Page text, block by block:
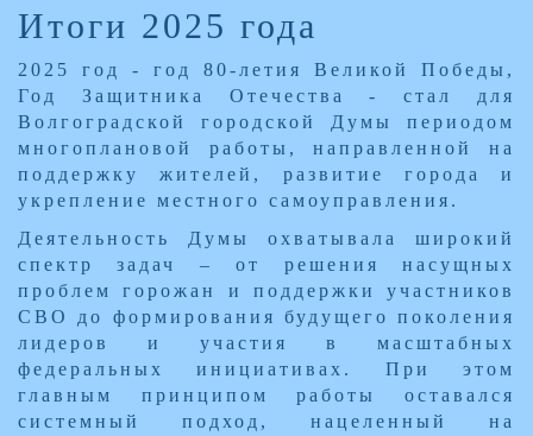
Итоги 2025 года
​2025 год - год 80-летия Великой Победы,
Год Защитника Отечества - стал для
Волгоградской городской Думы периодом
многоплановой работы, направленной на
поддержку жителей, развитие города и
укрепление местного самоуправления.
Деятельность Думы охватывала широкий
спектр задач – от решения насущных
проблем горожан и поддержки участников
СВО до формирования будущего поколения
лидеров и участия в масштабных
федеральных инициативах. При этом
главным принципом работы оставался
системный подход, нацеленный на